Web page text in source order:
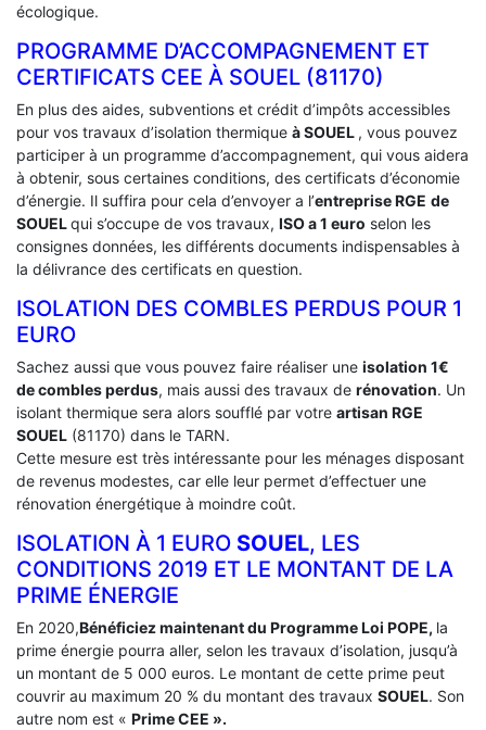
écologique.
PROGRAMME D’ACCOMPAGNEMENT ET
CERTIFICATS CEE À ‎SOUEL (81170)
En plus des aides, subventions et crédit d’impôts accessibles
pour vos travaux d’isolation thermique à SOUEL , vous pouvez
participer à un programme d’accompagnement, qui vous aidera
à obtenir, sous certaines conditions, des certificats d’économie
d’énergie. Il suffira pour cela d’envoyer a l’entreprise RGE de
SOUELqui s’occupe de vos travaux, ISO a 1 euro selon les
consignes données, les différents documents indispensables à
la délivrance des certificats en question.
ISOLATION DES COMBLES PERDUS POUR 1
EURO
Sachez aussi que vous pouvez faire réaliser une isolation 1€
de combles perdus, mais aussi des travaux de rénovation. Un
isolant thermique sera alors soufflé par votre artisan RGE
SOUEL (81170) dans le TARN.
Cette mesure est très intéressante pour les ménages disposant
de revenus modestes, car elle leur permet d’effectuer une
rénovation énergétique à moindre coût.
ISOLATION À 1 EURO SOUEL, LES
CONDITIONS 2019 ET LE MONTANT DE LA
PRIME ÉNERGIE
En 2020,Bénéficiez maintenant du Programme Loi POPE, la
prime énergie pourra aller, selon les travaux d’isolation, jusqu’à
un montant de 5 000 euros. Le montant de cette prime peut
couvrir au maximum 20 % du montant des travaux SOUEL. Son
autre nom est « Prime CEE ».